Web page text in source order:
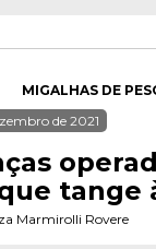
MIGALHAS DE
de 2021
tange
Marmirolli Rovere